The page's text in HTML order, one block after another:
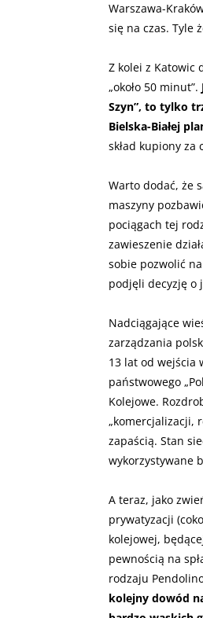
Warszawa-
się na czas. Tyle
Z kolei z Katowic
„około 50 minut”.
Szyn”, to tylko
Bielska-Białej
skład kupiony
Warto dodać, że
maszyny
pociągach tej
zawieszenie
sobie pozwolić
podjęli decyzję o
Nadciągające
zarządzania
13 lat od wejścia
państwowego
Kolejowe.
„komercjalizacji,
zapaścią. Stan
wykorzystywane
A teraz, jako
prywatyzacji
kolejowej,
pewnością na
rodzaju
kolejny dowód